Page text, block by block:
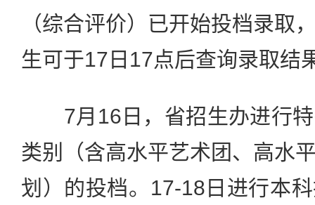
（综合评价）已开始投档录取
生可于17日17点后查询录取结
7月16日，省招生办进行特
类别（含高水平艺术团、高水
划）的投档。17-18日进行本